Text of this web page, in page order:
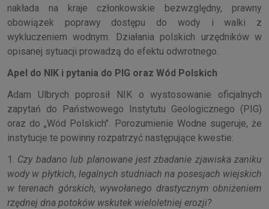
nakłada na kraje członkowskie bezwzględny, prawny
obowiązek poprawy dostępu do wody i walki z
wykluczeniem wodnym. Działania polskich urzędników w
opisanej sytuacji prowadzą do efektu odwrotnego.
Apel do NIK i pytania do PIG oraz Wód Polskich
Adam Ulbrych poprosił NIK o wystosowanie oficjalnych
zapytań do Państwowego Instytutu Geologicznego (PIG)
oraz do „Wód Polskich". Porozumienie Wodne sugeruje, że
instytucje te powinny rozpatrzyć następujące kwestie:
1. Czy badano lub planowane jest zbadanie zjawiska zaniku
wody w płytkich, legalnych studniach na posesjach wiejskich
w terenach górskich, wywołanego drastycznym obniżeniem
rzędnej dna potoków wskutek wieloletniej erozji?